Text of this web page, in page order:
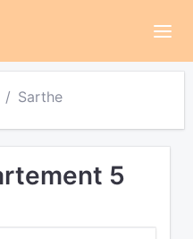
Sarthe
5